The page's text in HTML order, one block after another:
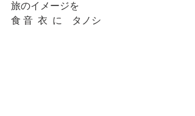
旅のイメージを
食 音  衣  に    タノシ